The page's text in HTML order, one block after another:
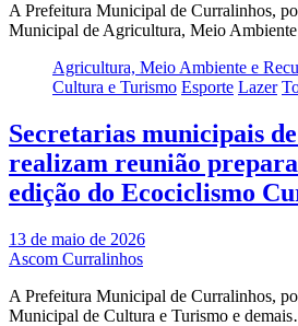
A Prefeitura Municipal de Curralinhos,
Municipal de Agricultura, Meio
Agricultura, Meio Ambiente e
Cultura e Turismo Esporte Lazer
Secretarias municipais
realizam reunião
edição do Ecociclismo
13 de maio de 2026
Ascom Curralinhos
A Prefeitura Municipal de Curralinhos,
Municipal de Cultura e Turismo e